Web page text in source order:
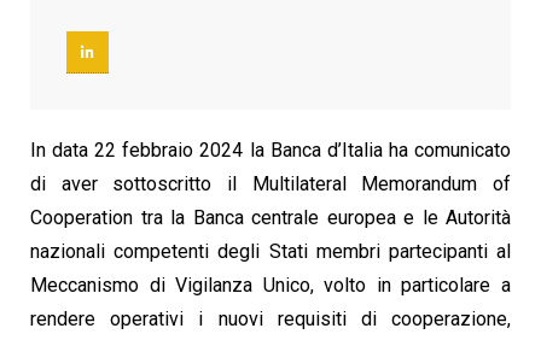
In data 22 febbraio 2024 la Banca d’Italia ha comunicato
di aver sottoscritto il Multilateral Memorandum of
Cooperation tra la Banca centrale europea e le Autorità
nazionali competenti degli Stati membri partecipanti al
Meccanismo di Vigilanza Unico, volto in particolare a
rendere operativi i nuovi requisiti di cooperazione,